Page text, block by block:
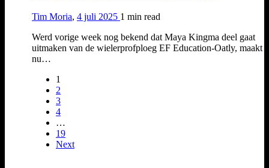
Tim Moria, 4 juli 2025 1 min read
Werd vorige week nog bekend dat Maya Kingma deel gaat
uitmaken van de wielerprofploeg EF Education-Oatly, maakt
nu…
1
2
3
4
…
19
Next